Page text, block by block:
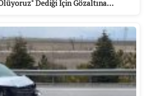
Dediği İçin Gözaltına…